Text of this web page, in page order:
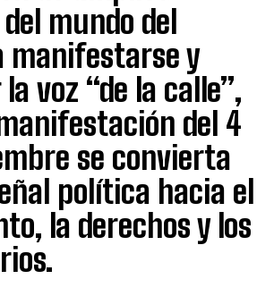
mundo del
manifestarse y
voz “de la calle”,
del 4
se convierta
política hacia el
la derechos y los